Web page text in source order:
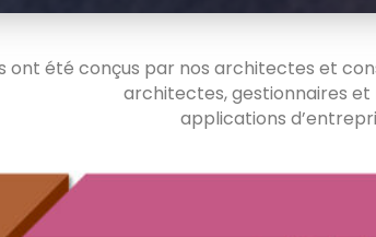
ont été conçus par nos architectes et
architectes, gestionnaires et
applications